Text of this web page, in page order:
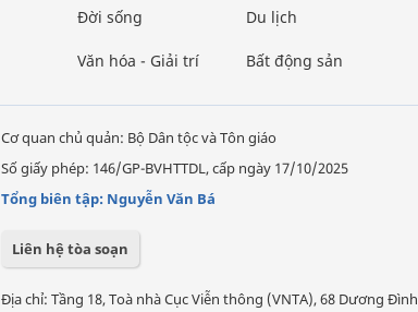
Đời sống
Văn hóa - Giải trí
Du lịch
Bất động sản
Cơ quan chủ quản: Bộ Dân tộc và Tôn giáo
Số giấy phép: 146/GP-BVHTTDL, cấp ngày 17/10/2025
Tổng biên tập: Nguyễn Văn Bá
Liên hệ tòa soạn
Địa chỉ: Tầng 18, Toà nhà Cục Viễn thông (VNTA), 68 Dương Đình